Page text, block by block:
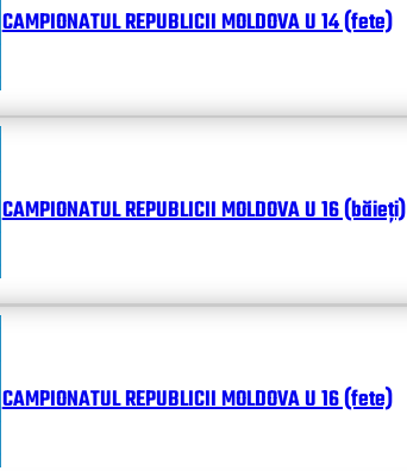
CAMPIONATUL REPUBLICII MOLDOVA U 14 (fete)
CAMPIONATUL REPUBLICII MOLDOVA U 16 (băieți)
CAMPIONATUL REPUBLICII MOLDOVA U 16 (fete)